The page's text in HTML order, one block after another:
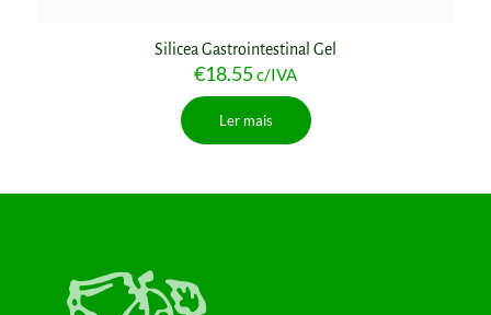
Silicea Gastrointestinal Gel
€18.55c/IVA
Ler mais